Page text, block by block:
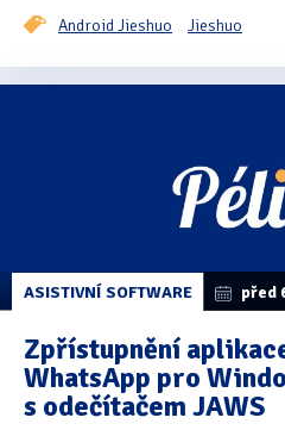
Android Jieshuo Jieshuo
ASISTIVNÍ SOFTWARE před
Zpřístupnění
WhatsApp pro
s odečítačem JAWS